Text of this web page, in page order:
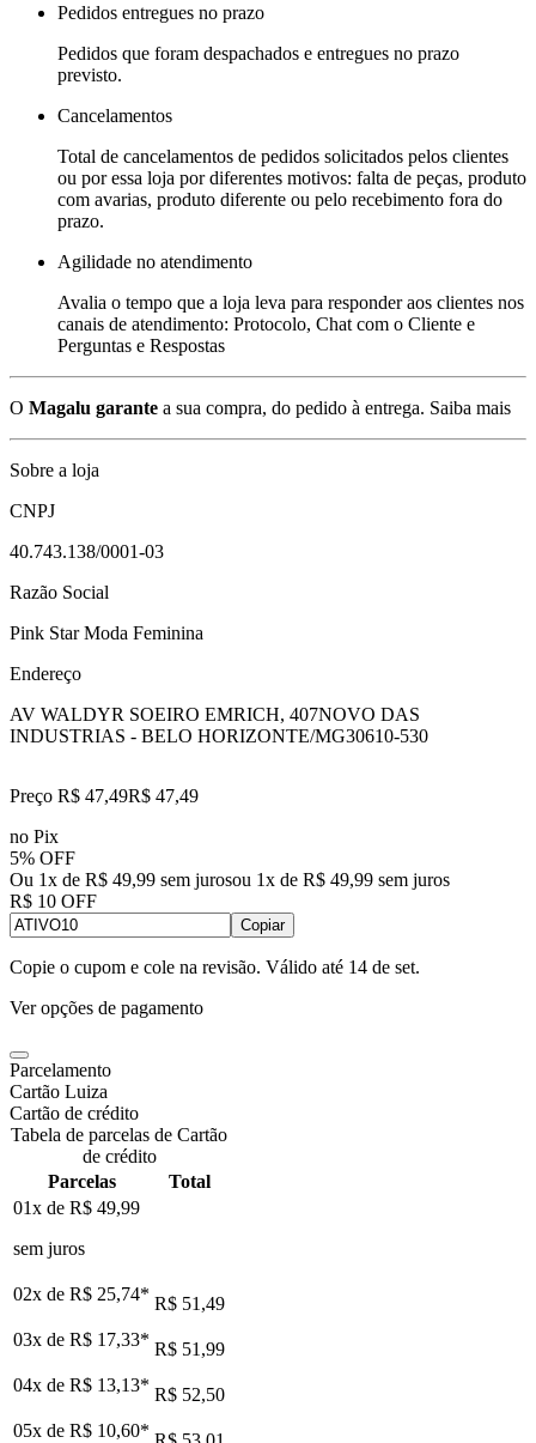
Pedidos entregues no prazo
Pedidos que foram despachados e entregues no prazo
previsto.
Cancelamentos
Total de cancelamentos de pedidos solicitados pelos clientes
ou por essa loja por diferentes motivos: falta de peças, produto
com avarias, produto diferente ou pelo recebimento fora do
prazo.
Agilidade no atendimento
Avalia o tempo que a loja leva para responder aos clientes nos
canais de atendimento: Protocolo, Chat com o Cliente e
Perguntas e Respostas
O Magalu garante a sua compra, do pedido à entrega. Saiba mais
Sobre a loja
CNPJ
40.743.138/0001-03
Razão Social
Pink Star Moda Feminina
Endereço
AV WALDYR SOEIRO EMRICH, 407NOVO DAS
INDUSTRIAS - BELO HORIZONTE/MG30610-530
Preço R$ 47,49R$ 47,49
no Pix
5% OFF
Ou 1x de R$ 49,99 sem jurosou 1x de R$ 49,99 sem juros
R$ 10 OFF
Copiar
Copie o cupom e cole na revisão. Válido até 14 de set.
Ver opções de pagamento
Parcelamento
Cartão Luiza
Cartão de crédito
Tabela de parcelas de Cartão
de crédito
Parcelas
Total
01x de R$ 49,99
sem juros
02x de R$ 25,74* R$ 51,49
03x de R$ 17,33* R$ 51,99
04x de R$ 13,13* R$ 52,50
05x de R$ 10,60*